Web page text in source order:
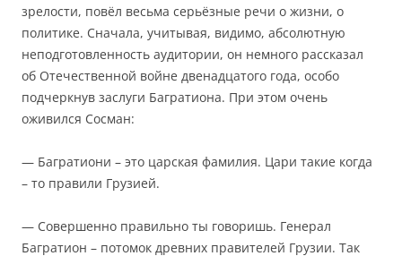
зрелости, повёл весьма серьёзные речи о жизни, о
политике. Сначала, учитывая, видимо, абсолютную
неподготовленность аудитории, он немного рассказал
об Отечественной войне двенадцатого года, особо
подчеркнув заслуги Багратиона. При этом очень
оживился Сосман:
— Багратиони – это царская фамилия. Цари такие когда
– то правили Грузией.
— Совершенно правильно ты говоришь. Генерал
Багратион – потомок древних правителей Грузии. Так